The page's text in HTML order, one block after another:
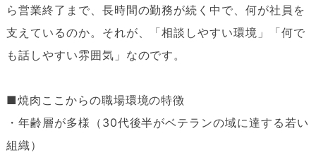
ら営業終了まで、長時間の勤務が続く中で、何が社員を
支えているのか。それが、「相談しやすい環境」「何で
も話しやすい雰囲気」なのです。
■焼肉ここからの職場環境の特徴
・年齢層が多様（30代後半がベテランの域に達する若い
組織）